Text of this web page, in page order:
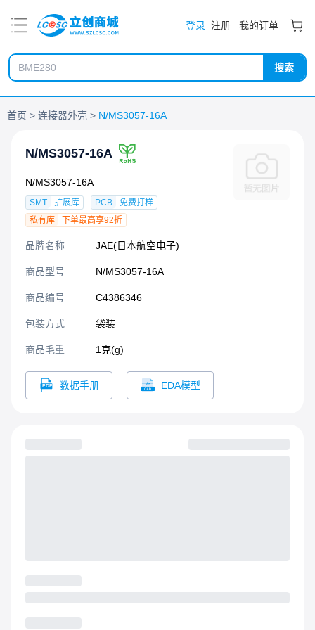
登录 注册 我的订单
搜索
首页 连接器外壳 N/MS3057-16A
N/MS3057-16A
N/MS3057-16A
SMT 扩展库 PCB
免费打样
私有库
下单最高享92折
品牌名称 JAE(日本航空电子)
商品型号 N/MS3057-16A
商品编号 C4386346
包装方式 袋装
商品毛重 1克(g)
数据手册 EDA模型